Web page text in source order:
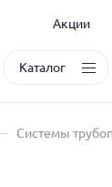
Акции
Каталог
Системы